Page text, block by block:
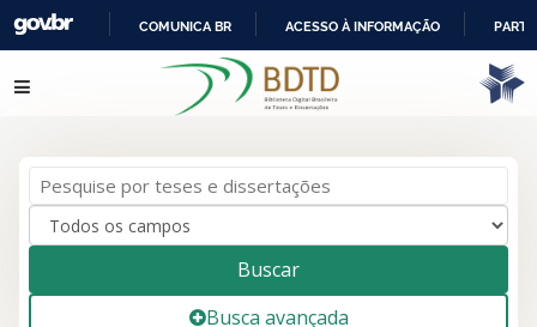
IR
PARA
COMUNICA BR ACESSO À INFORMAÇÃO
Pular para o conteúdo
Buscar
Busca avançada